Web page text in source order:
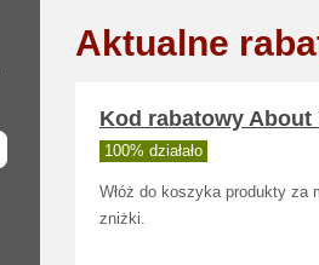
Aktualne
Kod rabatowy About
100% działało
Włóż do koszyka produkty za
zniżki.